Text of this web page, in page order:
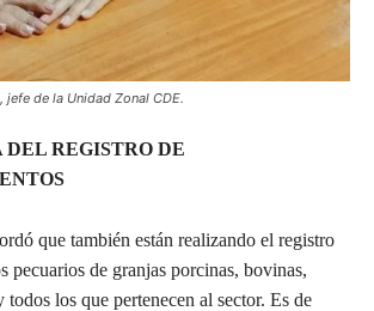
jefe de la Unidad Zonal CDE.
REGISTRO DE
que también están realizando el registro
pecuarios de granjas porcinas, bovinas,
todos los que pertenecen al sector. Es de